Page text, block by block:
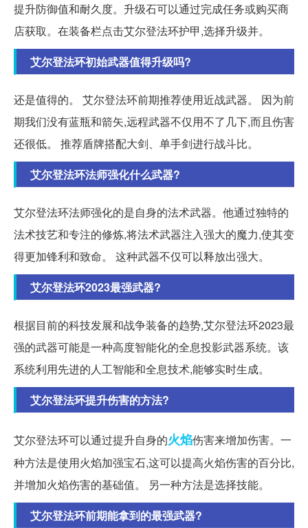
提升防御值和耐久度。升级石可以通过完成任务或购买商
店获取。在装备栏点击艾尔登法环护甲,选择升级并。
艾尔登法环初始武器值得升级吗?
还是值得的。 艾尔登法环前期推荐使用近战武器。 因为前
期我们没有蓝瓶和箭矢,远程武器不仅用不了几下,而且伤害
还很低。 推荐盾牌搭配大剑、单手剑进行战斗比。
艾尔登法环法师强化什么武器?
艾尔登法环法师强化的是自身的法术武器。他通过独特的
法术技艺和专注的修炼,将法术武器注入强大的魔力,使其变
得更加锋利和致命。 这种武器不仅可以释放出强大。
艾尔登法环2023最强武器?
根据目前的科技发展和战争装备的趋势,艾尔登法环2023最
强的武器可能是一种高度智能化的全息投影武器系统。该
系统利用先进的人工智能和全息技术,能够实时生成。
艾尔登法环提升伤害的方法?
艾尔登法环可以通过提升自身的火焰伤害来增加伤害。一
种方法是使用火焰加强宝石,这可以提高火焰伤害的百分比,
并增加火焰伤害的基础值。 另一种方法是选择技能。
艾尔登法环前期能拿到的最强武器?